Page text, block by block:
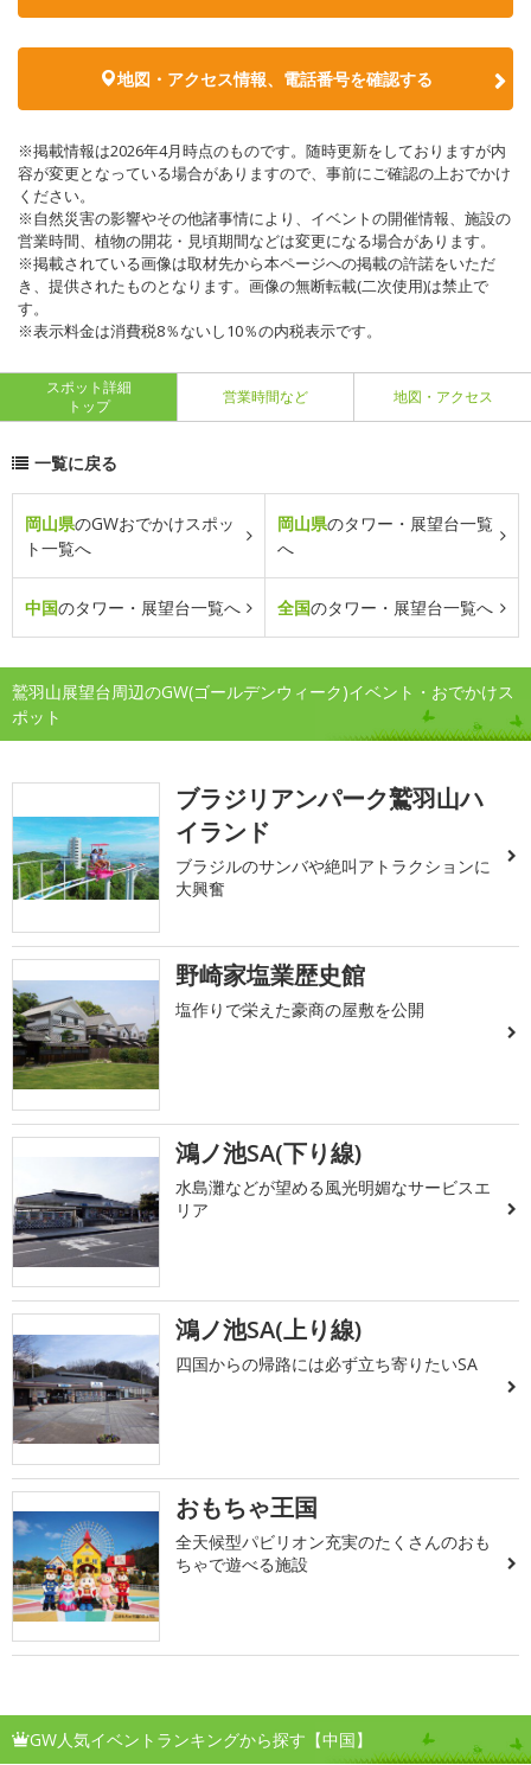
地図・アクセス情報、電話番号を確認する
※掲載情報は2026年4月時点のものです。随時更新をしておりますが内
容が変更となっている場合がありますので、事前にご確認の上おでかけ
ください。
※自然災害の影響やその他諸事情により、イベントの開催情報、施設の
営業時間、植物の開花・見頃期間などは変更になる場合があります。
※掲載されている画像は取材先から本ページへの掲載の許諾をいただ
き、提供されたものとなります。画像の無断転載(二次使用)は禁止で
す。
※表示料金は消費税8％ないし10％の内税表示です。
スポット詳細
トップ
営業時間など 地図・アクセス
一覧に戻る
岡山県のGWおでかけスポッ
ト一覧へ
岡山県のタワー・展望台一覧
へ
中国のタワー・展望台一覧へ 全国のタワー・展望台一覧へ
鷲羽山展望台周辺のGW(ゴールデンウィーク)イベント・おでかけス
ポット
ブラジリアンパーク鷲羽山ハ
イランド
ブラジルのサンバや絶叫アトラクションに
大興奮
野崎家塩業歴史館
塩作りで栄えた豪商の屋敷を公開
鴻ノ池SA(下り線)
水島灘などが望める風光明媚なサービスエ
リア
鴻ノ池SA(上り線)
四国からの帰路には必ず立ち寄りたいSA
おもちゃ王国
全天候型パビリオン充実のたくさんのおも
ちゃで遊べる施設
GW人気イベントランキングから探す【中国】